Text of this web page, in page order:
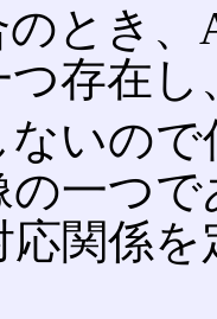
とき
存在し
いの
一つ
関係